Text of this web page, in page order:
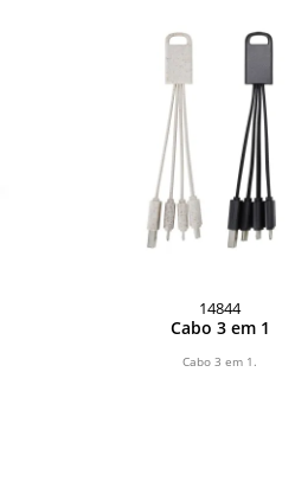
14844
Cabo 3 em 1
Cabo 3 em 1.